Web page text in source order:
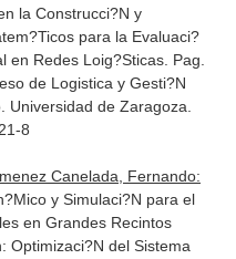
la Construcci?N y
para la Evaluaci?
en Redes Loig?Sticas. Pag.
de Logistica y Gesti?N
. Universidad de Zaragoza.
8
Canelada, Fernando:
y Simulaci?N para el
en Grandes Recintos
Optimizaci?N del Sistema